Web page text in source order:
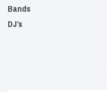
Bands
DJ’s